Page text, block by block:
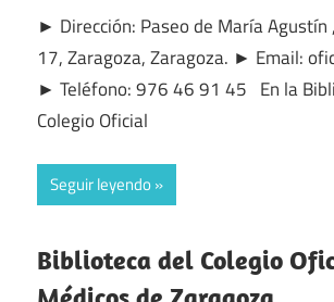
► Dirección: Paseo de María
17, Zaragoza, Zaragoza. ► Email:
► Teléfono: 976 46 91 45 En la
Colegio Oficial
Seguir leyendo
Biblioteca del Colegio